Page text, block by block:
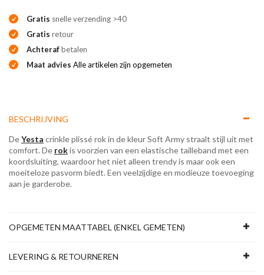
Gratis snelle verzending >40
Gratis retour
Achterafbetalen
Maat advies Alle artikelen zijn opgemeten
BESCHRIJVING
DeYesta crinkle plissé rok in de kleur Soft Army straalt stijl uit met
comfort. De rokis voorzien van een elastische tailleband met een
koordsluiting, waardoor het niet alleen trendy is maar ook een
moeiteloze pasvorm biedt. Een veelzijdige en modieuze toevoeging
aan je garderobe.
OPGEMETEN MAATTABEL (ENKEL GEMETEN)
LEVERING & RETOURNEREN